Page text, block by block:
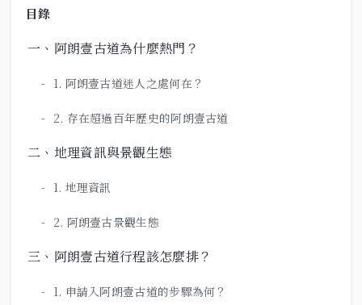
目錄
一、阿朗壹古道為什麼熱門？
1. 阿朗壹古道迷人之處何在？
2. 存在超過百年歷史的阿朗壹古道
二、地理資訊與景觀生態
1. 地理資訊
2. 阿朗壹古景觀生態
三、阿朗壹古道行程該怎麼排？
1. 申請入阿朗壹古道的步驟為何？